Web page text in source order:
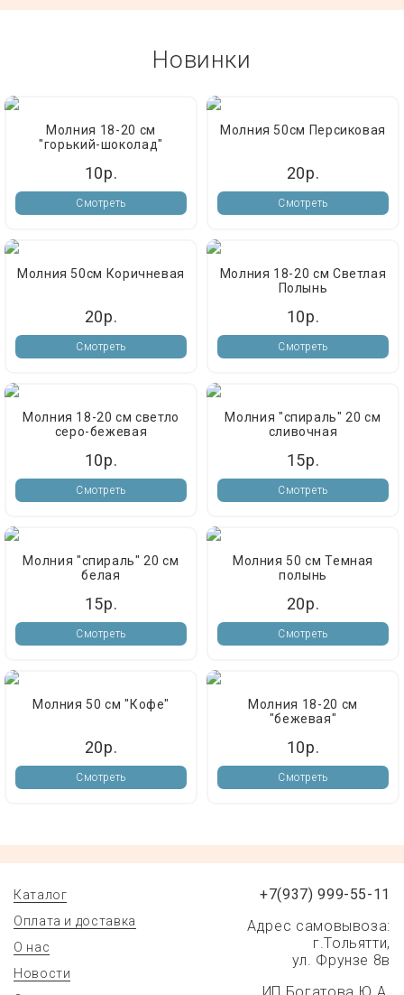
Новинки
Молния 18-20 см
"горький-шоколад"
10р.
Смотреть
Молния 50см Персиковая
20р.
Смотреть
Молния 50см Коричневая
20р.
Смотреть
Молния 18-20 см Светлая
Полынь
10р.
Смотреть
Молния 18-20 см светло
серо-бежевая
10р.
Смотреть
Молния "спираль" 20 см
сливочная
15р.
Смотреть
Молния "спираль" 20 см
белая
15р.
Смотреть
Молния 50 см Темная
полынь
20р.
Смотреть
Молния 50 см "Кофе"
20р.
Смотреть
Молния 18-20 см
"бежевая"
10р.
Смотреть
Каталог
Оплата и доставка
О нас
Новости
+7(937) 999-55-11
Адрес самовывоза:
г.Тольятти,
ул. Фрунзе 8в